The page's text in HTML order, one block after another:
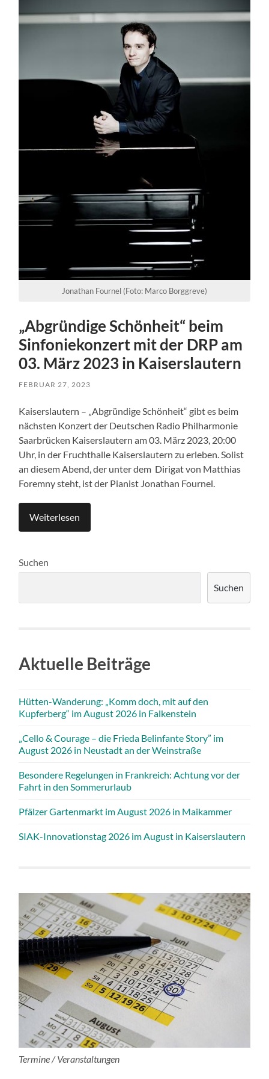
Jonathan Fournel (Foto: Marco Borggreve)
„Abgründige Schönheit“ beim
Sinfoniekonzert mit der DRP am
03. März 2023 in Kaiserslautern
FEBRUAR 27, 2023
Kaiserslautern – „Abgründige Schönheit“ gibt es beim
nächsten Konzert der Deutschen Radio Philharmonie
Saarbrücken Kaiserslautern am 03. März 2023, 20:00
Uhr, in der Fruchthalle Kaiserslautern zu erleben. Solist
an diesem Abend, der unter dem Dirigat von Matthias
Foremny steht, ist der Pianist Jonathan Fournel.
Weiterlesen
Suchen
Suchen
Aktuelle Beiträge
Hütten-Wanderung: „Komm doch, mit auf den
Kupferberg“ im August 2026 in Falkenstein
„Cello & Courage – die Frieda Belinfante Story” im
August 2026 in Neustadt an der Weinstraße
Besondere Regelungen in Frankreich: Achtung vor der
Fahrt in den Sommerurlaub
Pfälzer Gartenmarkt im August 2026 in Maikammer
SIAK-Innovationstag 2026 im August in Kaiserslautern
Termine / Veranstaltungen